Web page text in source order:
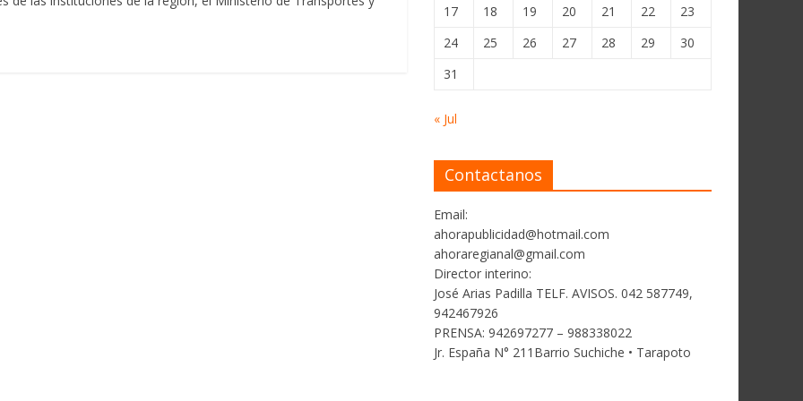
17
18 19 20 21 22
23
24
25 26 27 28 29
30
31
« Jul
Contactanos
Email:
ahorapublicidad@hotmail.com
ahoraregianal@gmail.com
Director interino:
José Arias Padilla TELF. AVISOS. 042 587749,
942467926
PRENSA: 942697277 – 988338022
Jr. España N° 211Barrio Suchiche • Tarapoto